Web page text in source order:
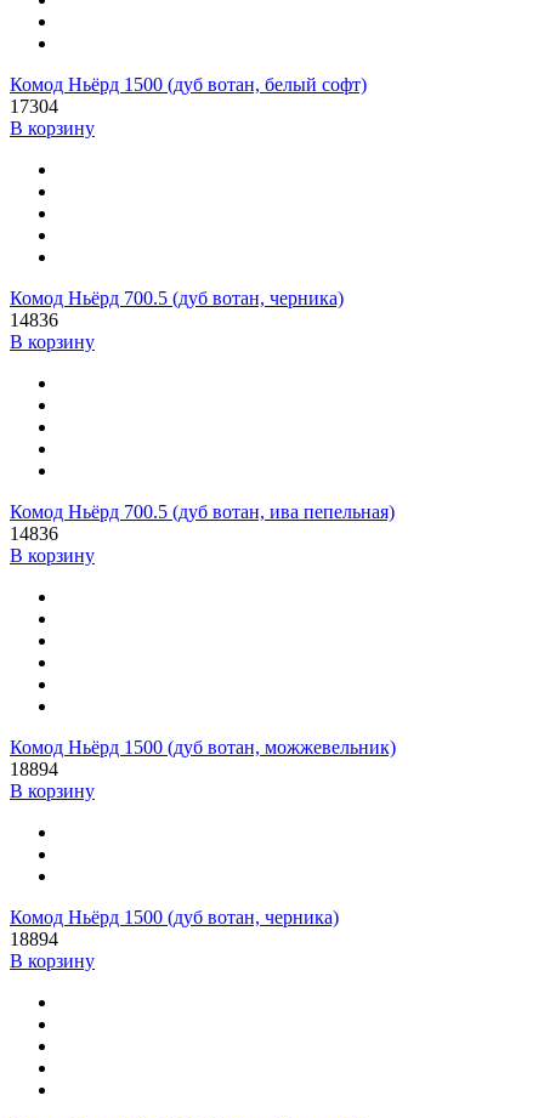
Комод Ньёрд 1500 (дуб вотан, белый софт)
17304
В корзину
Комод Ньёрд 700.5 (дуб вотан, черника)
14836
В корзину
Комод Ньёрд 700.5 (дуб вотан, ива пепельная)
14836
В корзину
Комод Ньёрд 1500 (дуб вотан, можжевельник)
18894
В корзину
Комод Ньёрд 1500 (дуб вотан, черника)
18894
В корзину